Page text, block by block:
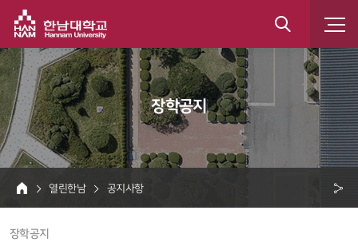
통
장학공지
HOME
열린한남 공지사항
장학공지